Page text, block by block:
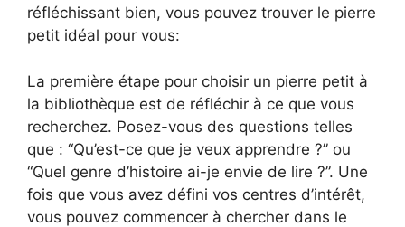
réfléchissant bien, vous pouvez trouver le pierre
petit idéal pour vous:
La première étape pour choisir un pierre petit à
la bibliothèque est de réfléchir à ce que vous
recherchez. Posez-vous des questions telles
que : “Qu’est-ce que je veux apprendre ?” ou
“Quel genre d’histoire ai-je envie de lire ?”. Une
fois que vous avez défini vos centres d’intérêt,
vous pouvez commencer à chercher dans le